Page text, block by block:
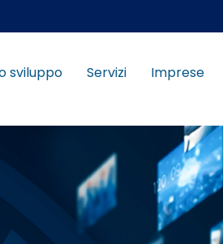
sviluppo Servizi Imprese